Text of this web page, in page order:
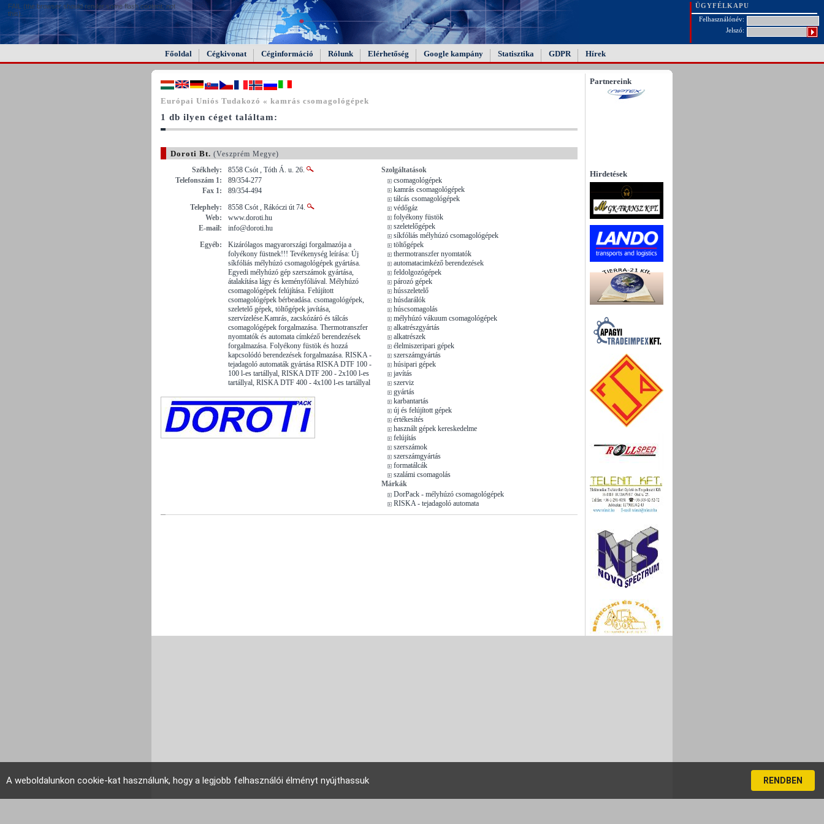
FAIL (the browser should render some flash content, not
this).
ÜGYFÉLKAPU
Felhasználónév:
Jelszó:
Főoldal Cégkivonat Céginformáció Rólunk Elérhetőség Google kampány Statisztika GDPR Hírek
Európai Uniós Tudakozó « kamrás csomagológépek
1 db ilyen céget találtam:
Doroti Bt. (Veszprém Megye)
Székhely:
8558 Csót , Tóth Á. u. 26.
Telefonszám 1:
89/354-277
Fax 1:
89/354-494
Telephely:
8558 Csót , Rákóczi út 74.
Web:
www.doroti.hu
E-mail:
info@doroti.hu
Egyéb:
Kizárólagos magyarországi forgalmazója a
folyékony füstnek!!! Tevékenység leírása: Új
síkfóliás mélyhúzó csomagológépek gyártása.
Egyedi mélyhúzó gép szerszámok gyártása,
átalakítása lágy és keményfóliával. Mélyhúzó
csomagológépek felújítása. Felújított
csomagológépek bérbeadása. csomagológépek,
szeletelő gépek, töltőgépek javítása,
szervízelése.Kamrás, zacskózáró és tálcás
csomagológépek forgalmazása. Thermotranszfer
nyomtatók és automata címkéző berendezések
forgalmazása. Folyékony füstök és hozzá
kapcsolódó berendezések forgalmazása. RISKA -
tejadagoló automaták gyártása RISKA DTF 100 -
100 l-es tartállyal, RISKA DTF 200 - 2x100 l-es
tartállyal, RISKA DTF 400 - 4x100 l-es tartállyal
Szolgáltatások
csomagológépek
kamrás csomagológépek
tálcás csomagológépek
védőgáz
folyékony füstök
szeletelőgépek
síkfóliás mélyhúzó csomagológépek
töltőgépek
thermotranszfer nyomtatók
automatacimkéző berendezések
feldolgozógépek
pározó gépek
hússzeletelő
húsdarálók
húscsomagolás
mélyhúzó vákuum csomagológépek
alkatrészgyártás
alkatrészek
élelmiszeripari gépek
szerszámgyártás
húsipari gépek
javítás
szerviz
gyártás
karbantartás
új és felújított gépek
értékesítés
használt gépek kereskedelme
felújítás
szerszámok
szerszámgyártás
formatálcák
szalámi csomagolás
Márkák
DorPack - mélyhúzó csomagológépek
RISKA - tejadagoló automata
Partnereink
Hirdetések
A weboldalunkon cookie-kat használunk, hogy a legjobb felhasználói élményt nyújthassuk RENDBEN